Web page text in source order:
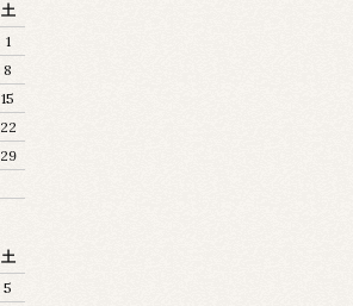
土
1
8
15
22
29
土
5